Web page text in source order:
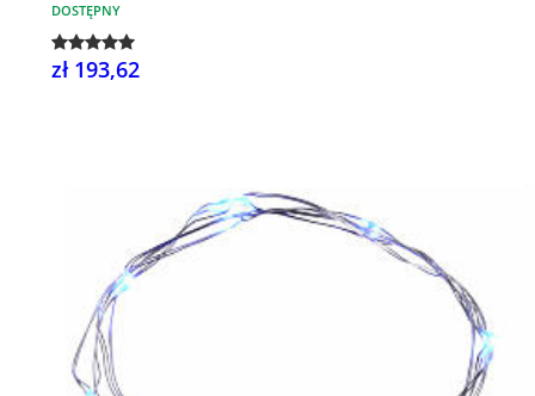
DOSTĘPNY
zł 193,62